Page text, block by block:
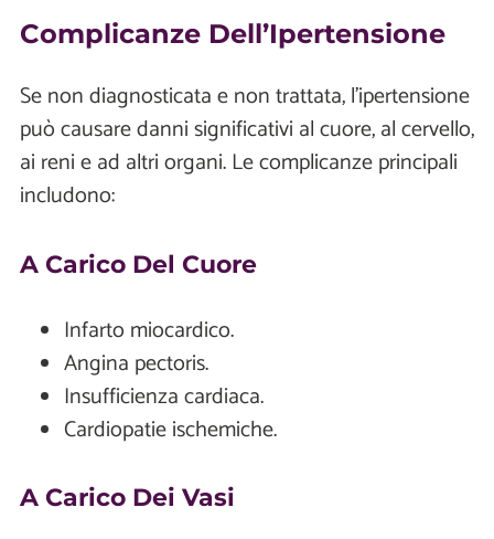
Complicanze Dell’Ipertensione
Se non diagnosticata e non trattata, l’ipertensione
può causare danni significativi al cuore, al cervello,
ai reni e ad altri organi. Le complicanze principali
includono:
A Carico Del Cuore
Infarto miocardico.
Angina pectoris.
Insufficienza cardiaca.
Cardiopatie ischemiche.
A Carico Dei Vasi